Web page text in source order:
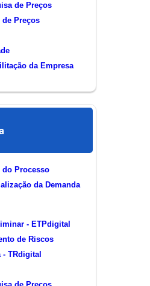
de Preços
de Preços
da Empresa
do Processo
da Demanda
- ETPdigital
de Riscos
- TRdigital